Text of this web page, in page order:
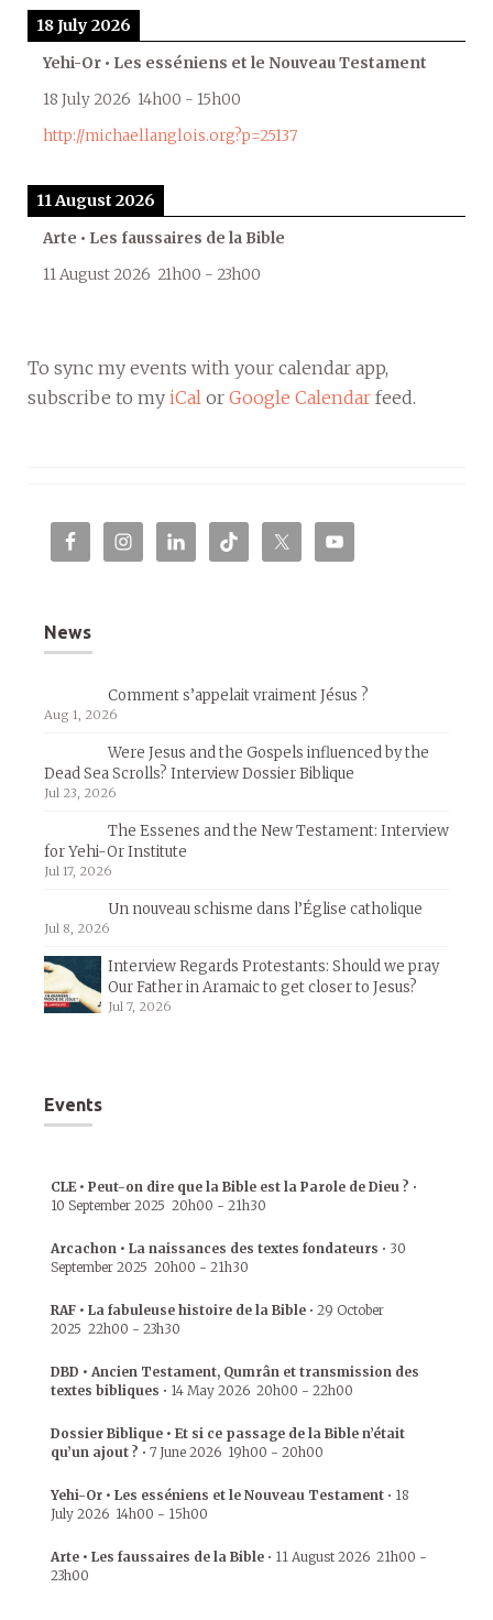
18 July 2026
Yehi-Or • Les esséniens et le Nouveau Testament
18 July 2026 14h00 - 15h00
http://michaellanglois.org?p=25137
11 August 2026
Arte • Les faussaires de la Bible
11 August 2026 21h00 - 23h00
To sync my events with your calendar app,
subscribe to my iCal or Google Calendar feed.
News
Comment s’appelait vraiment Jésus ?
Aug 1, 2026
Were Jesus and the Gospels influenced by the
Dead Sea Scrolls? Interview Dossier Biblique
Jul 23, 2026
The Essenes and the New Testament: Interview
for Yehi-Or Institute
Jul 17, 2026
Un nouveau schisme dans l’Église catholique
Jul 8, 2026
Interview Regards Protestants: Should we pray
Our Father in Aramaic to get closer to Jesus?
Jul 7, 2026
Events
CLE • Peut-on dire que la Bible est la Parole de Dieu ? •
10 September 2025 20h00 - 21h30
Arcachon • La naissances des textes fondateurs • 30
September 2025 20h00 - 21h30
RAF • La fabuleuse histoire de la Bible • 29 October
2025 22h00 - 23h30
DBD • Ancien Testament, Qumrân et transmission des
textes bibliques • 14 May 2026 20h00 - 22h00
Dossier Biblique • Et si ce passage de la Bible n’était
qu’un ajout ? • 7 June 2026 19h00 - 20h00
Yehi-Or • Les esséniens et le Nouveau Testament • 18
July 2026 14h00 - 15h00
Arte • Les faussaires de la Bible • 11 August 2026 21h00 -
23h00